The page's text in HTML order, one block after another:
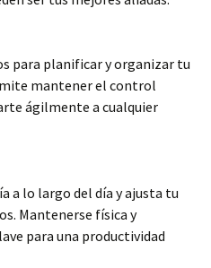
para planificar y organizar tu
mantener el control
ágilmente a cualquier
a lo largo del día y ajusta tu
Mantenerse física y
para una productividad